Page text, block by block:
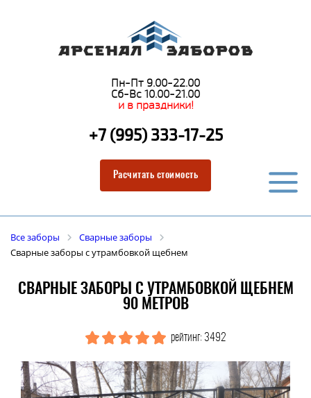
Пн-Пт 9.00-22.00
Сб-Вс 10.00-21.00
и в праздники!
+7 (995) 333-17-25
Расчитать стоимость
Все заборы
Сварные заборы
Сварные заборы с утрамбовкой щебнем
СВАРНЫЕ ЗАБОРЫ С УТРАМБОВКОЙ ЩЕБНЕМ
90 МЕТРОВ
рейтинг: 3492